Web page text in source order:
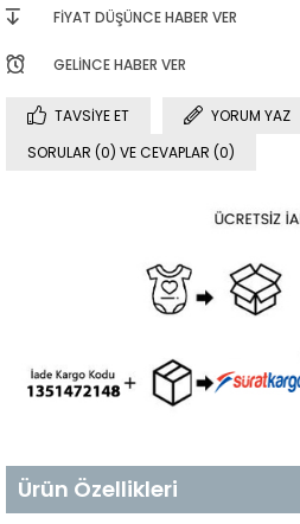
FIYAT DÜŞÜNCE HABER VER
GELINCE HABER VER
TAVSIYE ET
YORUM YAZ
SORULAR (0) VE CEVAPLAR (0)
Ürün Özellikleri